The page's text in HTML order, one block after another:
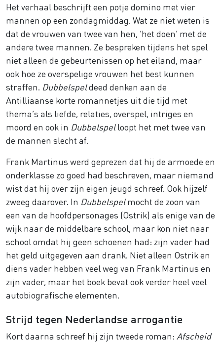
Het verhaal beschrijft een potje domino met vier
mannen op een zondagmiddag. Wat ze niet weten is
dat de vrouwen van twee van hen, ‘het doen’ met de
andere twee mannen. Ze bespreken tijdens het spel
niet alleen de gebeurtenissen op het eiland, maar
ook hoe ze overspelige vrouwen het best kunnen
straffen. Dubbelspeldeed denken aan de
Antilliaanse korte romannetjes uit die tijd met
thema’s als liefde, relaties, overspel, intriges en
moord en ook in Dubbelspelloopt het met twee van
de mannen slecht af.
Frank Martinus werd geprezen dat hij de armoede en
onderklasse zo goed had beschreven, maar niemand
wist dat hij over zijn eigen jeugd schreef. Ook hijzelf
zweeg daarover. In Dubbelspelmocht de zoon van
een van de hoofdpersonages (Ostrik) als enige van de
wijk naar de middelbare school, maar kon niet naar
school omdat hij geen schoenen had: zijn vader had
het geld uitgegeven aan drank. Niet alleen Ostrik en
diens vader hebben veel weg van Frank Martinus en
zijn vader, maar het boek bevat ook verder heel veel
autobiografische elementen.
Strijd tegen Nederlandse arrogantie
Kort daarna schreef hij zijn tweede roman: Afscheid